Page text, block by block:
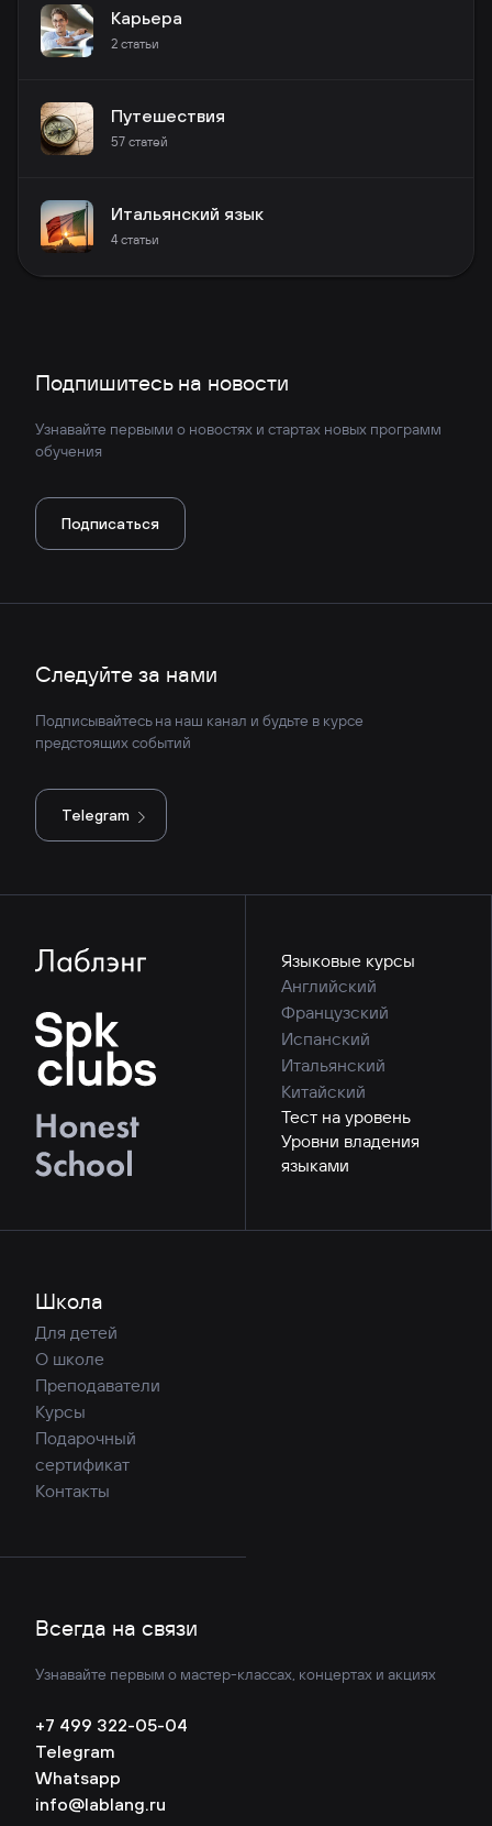
Карьера
2 статьи
Путешествия
57 статей
Итальянский язык
4 статьи
Подпишитесь на новости
Узнавайте первыми о новостях и стартах новых программ
обучения
Подписаться
Следуйте за нами
Подписывайтесь на наш канал и будьте в курсе
предстоящих событий
Telegram
Языковые курсы
Английский
Французский
Испанский
Итальянский
Китайский
Тест на уровень
Уровни владения
языками
Школа
Для детей
О школе
Преподаватели
Курсы
Подарочный
сертификат
Контакты
Всегда на связи
Узнавайте первым о мастер-классах, концертах и акциях
+7 499 322-05-04
Telegram
Whatsapp
info@lablang.ru